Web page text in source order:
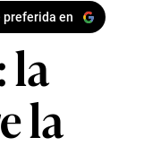
preferida en
la
la